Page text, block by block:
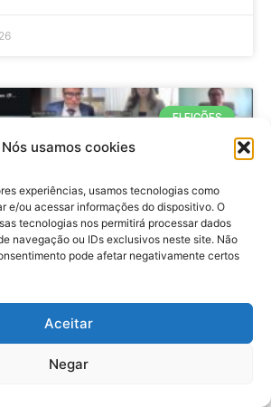
Nós usamos cookies
experiências, usamos tecnologias como
e/ou acessar informações do dispositivo. O
tecnologias nos permitirá processar dados
navegação ou IDs exclusivos neste site. Não
pode afetar negativamente certos
Aceitar
Negar
ELEIÇÕES
procuradores e
eleitorais realizam
alinhamento no RN